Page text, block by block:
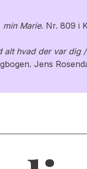
min Marie. Nr. 809 i
alt hvad der var dig
Jens